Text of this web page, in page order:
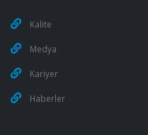
Kalite
Medya
Kariyer
Haberler